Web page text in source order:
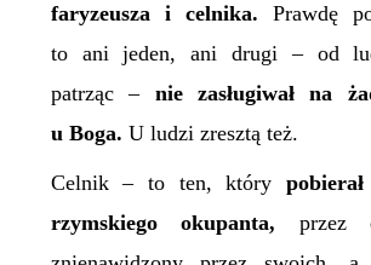
faryzeusza i celnika.Prawdę
to ani jeden, ani drugi – od
patrząc – nie zasługiwał na
u Boga. U ludzi zresztą też.
Celnik – to ten, który
rzymskiego okupanta, przez